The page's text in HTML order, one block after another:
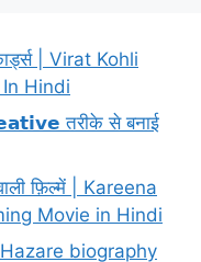
| Virat Kohli
Hindi
तरीके से बनाई
फ़िल्में | Kareena
Movie in Hindi
Hazare biography